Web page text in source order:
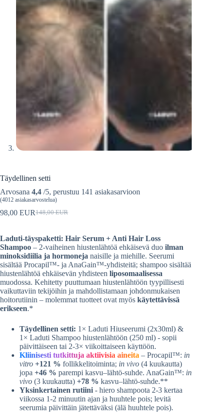
Täydellinen setti
Arvosana 4,4 /5, perustuu 141 asiakasarvioon
(4012 asiakasarvostelua)
148,00EUR
Alkuperäinen
148,00
EUR
98,00 EURNykyinen
98,00
EUR.
Laduti-täyspaketti: Hair Serum + Anti Hair Loss
Shampoo – 2-vaiheinen hiustenlähtöä ehkäisevä duo ilman
minoksidiilia ja hormoneja naisille ja miehille. Seerumi
sisältää Procapil™- ja AnaGain™-yhdisteitä; shampoo sisältää
hiustenlähtöä ehkäisevän yhdisteen liposomaalisessa
muodossa. Kehitetty puuttumaan hiustenlähtöön tyypillisesti
vaikuttaviin tekijöihin ja mahdollistamaan johdonmukaisen
hoitorutiinin – molemmat tuotteet ovat myös käytettävissä
erikseen.*
Täydellinen setti: 1× Laduti Hiuseerumi (2x30ml) &
1× Laduti Shampoo hiustenlähtöön (250 ml) - sopii
päivittäiseen tai 2-3× viikoittaiseen käyttöön.
Kliinisesti tutkittuja aktiivisia aineita – Procapil™: in
vitro +121 % follikkelitoiminta; in vivo (4 kuukautta)
jopa +46 % parempi kasvu–lähtö-suhde. AnaGain™: in
vivo (3 kuukautta) +78 % kasvu–lähtö-suhde.**
Yksinkertainen rutiini - hiero shampoota 2-3 kertaa
viikossa 1-2 minuutin ajan ja huuhtele pois; levitä
seerumia päivittäin jätettäväksi (älä huuhtele pois).